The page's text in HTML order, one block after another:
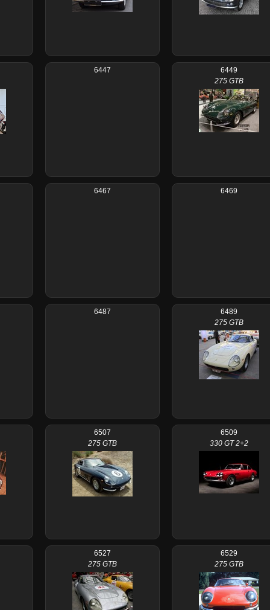
6447
6449
275 GTB
6467 6469
6487
6489
275 GTB
6507
275 GTB
6509
330 GT 2+2
6527
275 GTB
6529
275 GTB